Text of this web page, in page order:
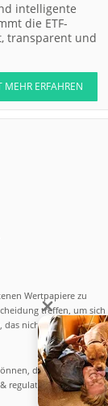
intelligente
die ETF-
transparent und
MEHR ERFAHREN
Wertpapiere zu
treffen, um sich
das nicht einfach ist und
das hohe Risiko
regulated by CySEC